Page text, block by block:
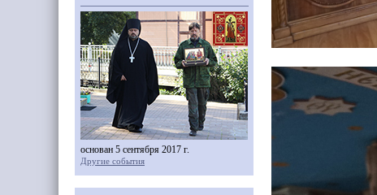
основан 5 сентября 2017 г.
Другие события